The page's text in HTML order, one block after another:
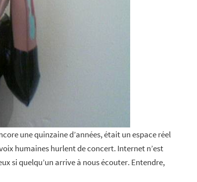
une quinzaine d’années, était un espace réel
humaines hurlent de concert. Internet n’est
si quelqu’un arrive à nous écouter. Entendre,